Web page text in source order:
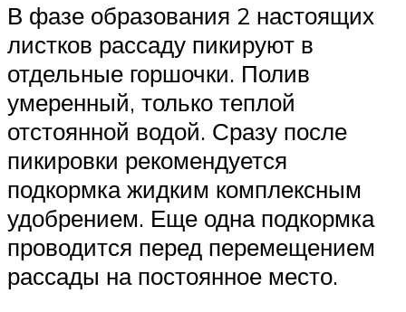
В фазе образования 2 настоящих
листков рассаду пикируют в
отдельные горшочки. Полив
умеренный, только теплой
отстоянной водой. Сразу после
пикировки рекомендуется
подкормка жидким комплексным
удобрением. Еще одна подкормка
проводится перед перемещением
рассады на постоянное место.